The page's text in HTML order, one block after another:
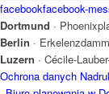
facebookfacebook-
Dortmund ·
Berlin ·
Luzern · Cécile-
Ochrona danych